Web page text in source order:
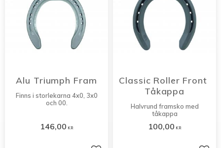
Alu Triumph Fram
Finns i storlekarna 4x0, 3x0
och 00.
146,00 KR
Classic Roller Front
Tåkappa
Halvrund framsko med
tåkappa
100,00 KR